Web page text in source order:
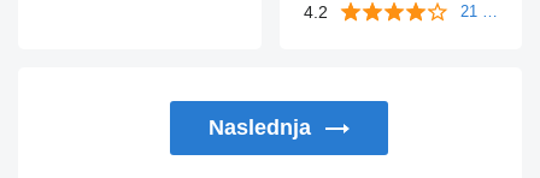
4.2 21 mnenj
Naslednja